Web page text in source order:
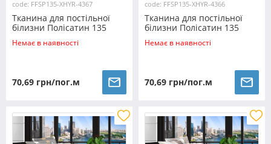
code: FFSP135-XHYR-4367
Тканина для постільної
білизни Полісатин 135
SP135-XHYR-4367 (60м)
Немає в наявності
70,69 грн/пог.м
code: FFSP135-XHYR-4366
Тканина для постільної
білизни Полісатин 135
SP135-XHYR-4366 (60м)
Немає в наявності
70,69 грн/пог.м